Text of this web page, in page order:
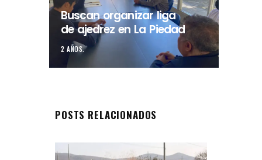
Buscan organizar liga
de ajedrez en La Piedad
2 AÑOS.
POSTS RELACIONADOS